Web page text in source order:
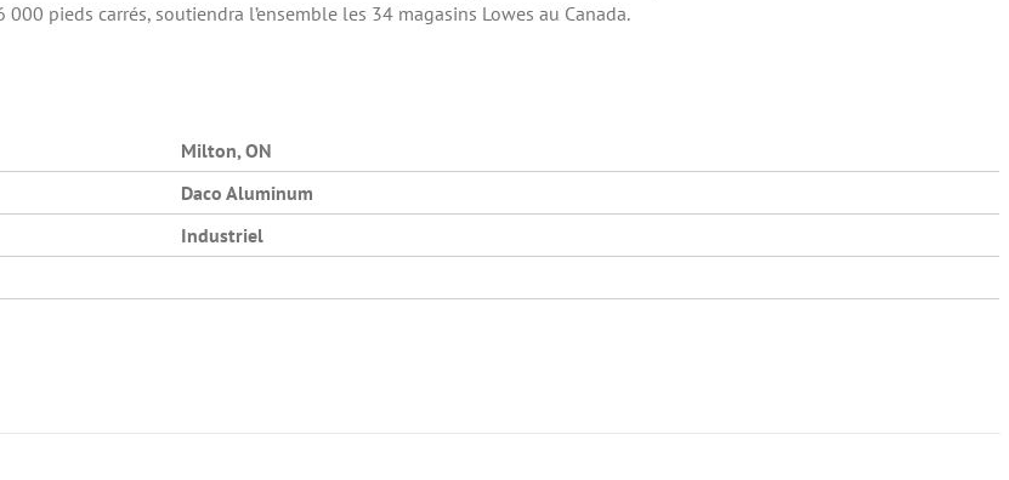
pieds carrés, soutiendra l’ensemble les 34 magasins Lowes au Canada.
Milton, ON
Daco Aluminum
Industriel